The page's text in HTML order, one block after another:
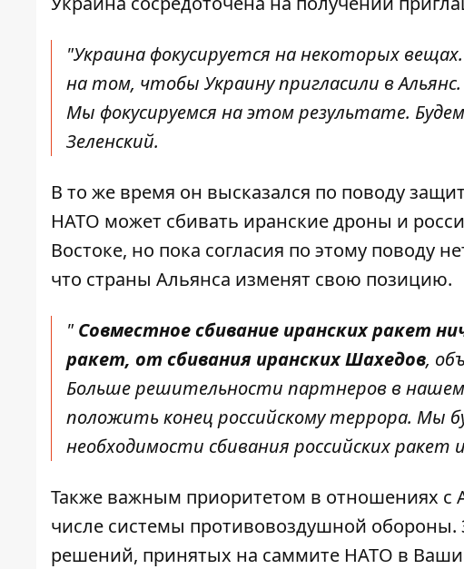
"Украина фокусируется на некоторых
на том, чтобы Украину пригласили в
Мы фокусируемся на этом результате.
Зеленский.
В то же время он высказался по поводу
НАТО может сбивать иранские дроны и
Востоке, но пока согласия по этому поводу
что страны Альянса изменят свою позицию.
" Совместное сбивание иранских ракет
ракет, от сбивания иранских Шахедов,
Больше решительности партнеров в
положить конец российскому террора. Мы
необходимости сбивания российских ракет
Также важным приоритетом в отношениях с
числе системы противовоздушной
решений, принятых на саммите НАТО в